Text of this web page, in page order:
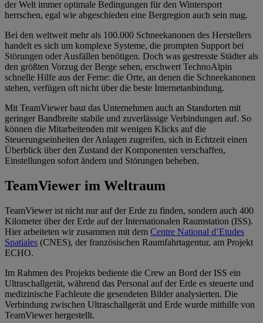
der Welt immer optimale Bedingungen für den Wintersport
herrschen, egal wie abgeschieden eine Bergregion auch sein mag.
Bei den weltweit mehr als 100.000 Schneekanonen des Herstellers
handelt es sich um komplexe Systeme, die prompten Support bei
Störungen oder Ausfällen benötigen. Doch was gestresste Städter als
den größten Vorzug der Berge sehen, erschwert TechnoAlpin
schnelle Hilfe aus der Ferne: die Orte, an denen die Schneekanonen
stehen, verfügen oft nicht über die beste Internetanbindung.
Mit TeamViewer baut das Unternehmen auch an Standorten mit
geringer Bandbreite stabile und zuverlässige Verbindungen auf. So
können die Mitarbeitenden mit wenigen Klicks auf die
Steuerungseinheiten der Anlagen zugreifen, sich in Echtzeit einen
Überblick über den Zustand der Komponenten verschaffen,
Einstellungen sofort ändern und Störungen beheben.
TeamViewer im Weltraum
TeamViewer ist nicht nur auf der Erde zu finden, sondern auch 400
Kilometer über der Erde auf der Internationalen Raumstation (ISS).
Hier arbeiteten wir zusammen mit dem Centre National d’Etudes
Spatiales (CNES), der französischen Raumfahrtagentur, am Projekt
ECHO.
Im Rahmen des Projekts bediente die Crew an Bord der ISS ein
Ultraschallgerät, während das Personal auf der Erde es steuerte und
medizinische Fachleute die gesendeten Bilder analysierten. Die
Verbindung zwischen Ultraschallgerät und Erde wurde mithilfe von
TeamViewer hergestellt.